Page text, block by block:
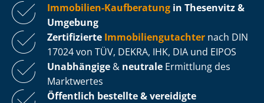
Immobilien-Kaufberatung in Thesenvitz &
Umgebung
Zertifizierte Im­mo­bi­li­en­gut­ach­ter nach DIN
17024 von TÜV, DEKRA, IHK, DIA und EIPOS
Unabhängige & neutrale Ermittlung des
Marktwertes
Öffentlich bestellte & vereidigte